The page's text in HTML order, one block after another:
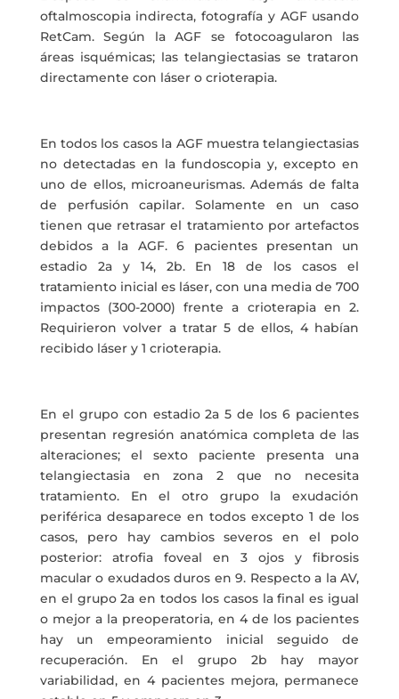
oftalmoscopia indirecta, fotografía y AGF usando
RetCam. Según la AGF se fotocoagularon las
áreas isquémicas; las telangiectasias se trataron
directamente con láser o crioterapia.
En todos los casos la AGF muestra telangiectasias
no detectadas en la fundoscopia y, excepto en
uno de ellos, microaneurismas. Además de falta
de perfusión capilar. Solamente en un caso
tienen que retrasar el tratamiento por artefactos
debidos a la AGF. 6 pacientes presentan un
estadio 2a y 14, 2b. En 18 de los casos el
tratamiento inicial es láser, con una media de 700
impactos (300-2000) frente a crioterapia en 2.
Requirieron volver a tratar 5 de ellos, 4 habían
recibido láser y 1 crioterapia.
En el grupo con estadio 2a 5 de los 6 pacientes
presentan regresión anatómica completa de las
alteraciones; el sexto paciente presenta una
telangiectasia en zona 2 que no necesita
tratamiento. En el otro grupo la exudación
periférica desaparece en todos excepto 1 de los
casos, pero hay cambios severos en el polo
posterior: atrofia foveal en 3 ojos y fibrosis
macular o exudados duros en 9. Respecto a la AV,
en el grupo 2a en todos los casos la final es igual
o mejor a la preoperatoria, en 4 de los pacientes
hay un empeoramiento inicial seguido de
recuperación. En el grupo 2b hay mayor
variabilidad, en 4 pacientes mejora, permanece